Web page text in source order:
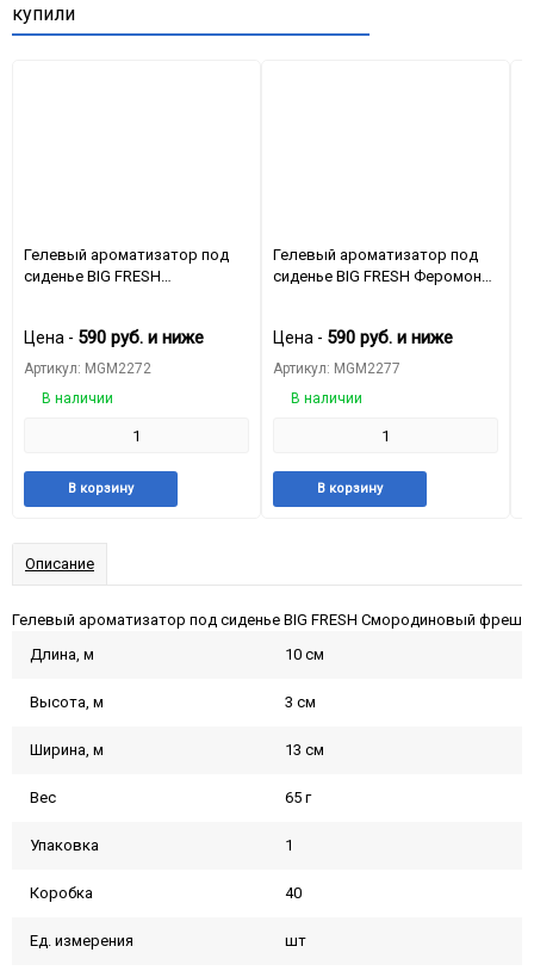
купили
Гелевый ароматизатор под
сиденье BIG FRESH
Цена - 590 руб. и ниже
Артикул: MGM2272
В наличии
В корзину
Гелевый ароматизатор под
сиденье BIG FRESH Феромоны
Цена - 590 руб. и ниже
Артикул: MGM2277
В наличии
В корзину
Описание
Гелевый ароматизатор под сиденье BIG FRESH Смородиновый фреш
Длина, м
10 см
Высота, м 3 см
Ширина, м 13 см
Вес 65 г
Упаковка 1
Коробка 40
Ед. измерения шт